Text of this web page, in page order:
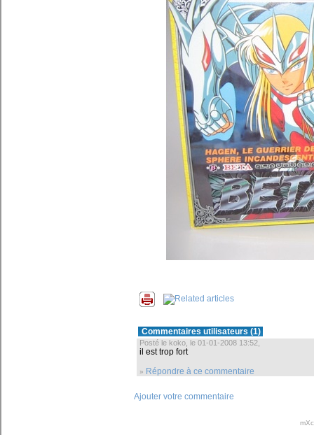
Commentaires utilisateurs (1)
Posté le koko, le 01-01-2008 13:52,
il est trop fort
» Répondre à ce commentaire
Ajouter votre commentaire